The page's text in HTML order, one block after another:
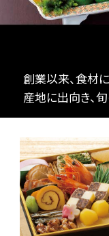
創業以来、食材
産地に出向き、